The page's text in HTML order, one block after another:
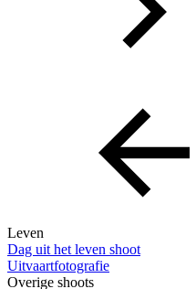
Leven
Dag uit het leven shoot
Uitvaartfotografie
Overige shoots